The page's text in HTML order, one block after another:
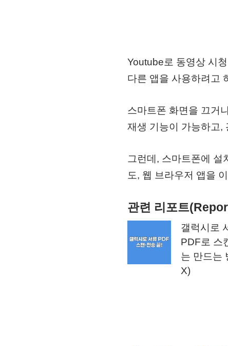
Youtube로 동영상 시
다른 앱을 사용하려고
스마트폰 화면을 끄거
재생 기능이 가능하고,
그런데, 스마트폰에
도, 웹 브라우저 앱을
관련 리포트
갤럭시로
PDF로 스
는 만드는
X)